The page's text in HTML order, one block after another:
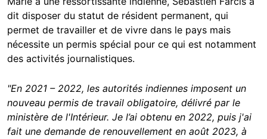
dit disposer du statut de résident permanent, qui
permet de travailler et de vivre dans le pays mais
nécessite un permis spécial pour ce qui est notamment
des activités journalistiques.
"En 2021 – 2022, les autorités indiennes imposent un
nouveau permis de travail obligatoire, délivré par le
ministère de l'Intérieur. Je l’ai obtenu en 2022, puis j'ai
fait une demande de renouvellement en août 2023, à